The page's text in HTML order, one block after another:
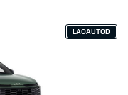
LAOAUTOD